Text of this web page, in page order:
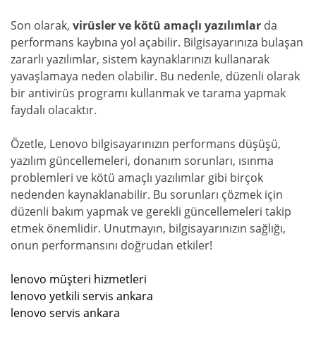
Son olarak, virüsler ve kötü amaçlı yazılımlar da
performans kaybına yol açabilir. Bilgisayarınıza bulaşan
zararlı yazılımlar, sistem kaynaklarınızı kullanarak
yavaşlamaya neden olabilir. Bu nedenle, düzenli olarak
bir antivirüs programı kullanmak ve tarama yapmak
faydalı olacaktır.
Özetle, Lenovo bilgisayarınızın performans düşüşü,
yazılım güncellemeleri, donanım sorunları, ısınma
problemleri ve kötü amaçlı yazılımlar gibi birçok
nedenden kaynaklanabilir. Bu sorunları çözmek için
düzenli bakım yapmak ve gerekli güncellemeleri takip
etmek önemlidir. Unutmayın, bilgisayarınızın sağlığı,
onun performansını doğrudan etkiler!
lenovo müşteri hizmetleri
lenovo yetkili servis ankara
lenovo servis ankara